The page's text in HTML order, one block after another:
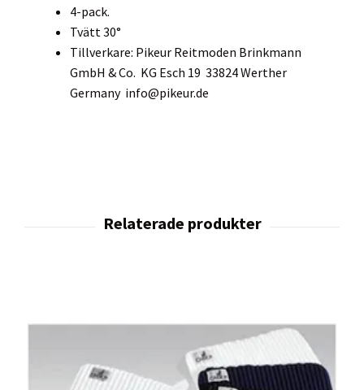
4-pack.
Tvätt 30°
Tillverkare: Pikeur Reitmoden Brinkmann
GmbH & Co. KG Esch 19 33824 Werther
Germany info@pikeur.de